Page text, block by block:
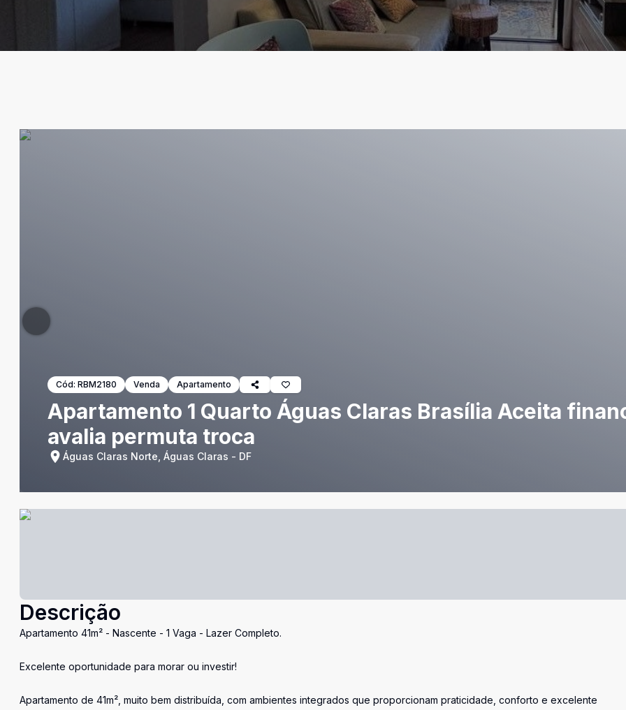
Cód: RBM2180 Venda Apartamento
Apartamento 1 Quarto Águas Claras Brasília Aceita
avalia permuta troca
Águas Claras Norte, Águas Claras - DF
Descrição
Apartamento 41m² - Nascente - 1 Vaga - Lazer Completo.
Excelente oportunidade para morar ou investir!
Apartamento de 41m², muito bem distribuída, com ambientes integrados que proporcionam praticidade, conforto e excelente